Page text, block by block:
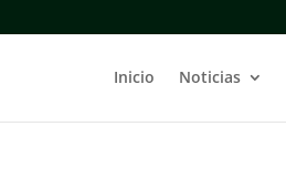
Inicio Noticias